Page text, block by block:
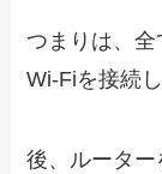
つまりは、全
Wi-Fiを接続
後、ルータ